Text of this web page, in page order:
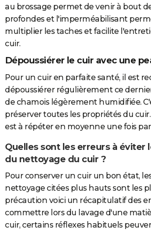
au brossage permet de venir à bout
profondes et l'imperméabilisant
multiplier les taches et facilite
cuir.
Dépoussiérer le cuir avec une
Pour un cuir en parfaite santé, il est
dépoussiérer régulièrement ce
de chamois légèrement humidifiée.
préserver toutes les propriétés du
est à répéter en moyenne une fois
Quelles sont les erreurs à éviter
du nettoyage du cuir ?
Pour conserver un cuir un bon état,
nettoyage citées plus hauts sont les
précaution voici un récapitulatif des
commettre lors du lavage d'une
cuir, certains réflexes habituels